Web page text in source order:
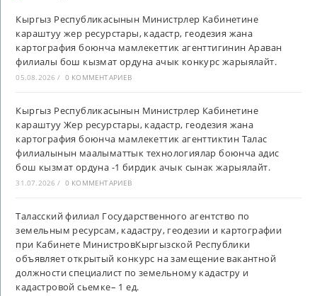
Кыргыз Республикасынын Министрлер Кабинетине
караштуу жер ресурстары, кадастр, геодезия жана
картография боюнча мамлекеттик агенттигинин Араван
филиалы бош кызмат ордуна ачык конкурс жарыялайт.
05.08.2026 / 0 КОММЕНТАРИЕВ
Кыргыз Республикасынын Министрлер Кабинетине
караштуу Жер ресурстары, кадастр, геодезия жана
картография боюнча мамлекеттик агенттиктин Талас
филиалынын маалыматтык технологиялар боюнча адис
бош кызмат ордуна -1 бирдик ачык сынак жарыялайт.
31.07.2026 / 0 КОММЕНТАРИЕВ
Таласский филиал Государственного агентство по
земельным ресурсам, кадастру, геодезии и картографии
при Кабинете МинистровКыргызской Республики
объявляет открытый конкурс на замещение вакантной
должности специалист по земельному кадастру и
кадастровой сьемке– 1 ед.